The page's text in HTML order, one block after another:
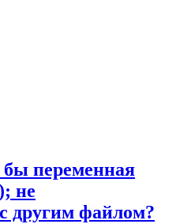
бы переменная
не
другим файлом?